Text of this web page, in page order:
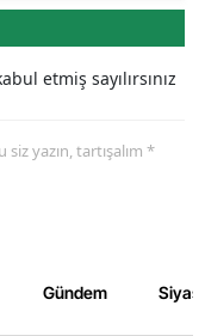
etmiş sayılırsınız
yazın, tartışalım *
Gündem